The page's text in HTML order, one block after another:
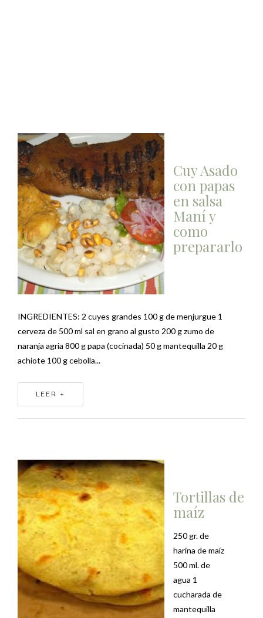
Cuy Asado
con papas
en salsa
Maní y
como
prepararlo
INGREDIENTES: 2 cuyes grandes 100 g de menjurgue 1
cerveza de 500 ml sal en grano al gusto 200 g zumo de
naranja agria 800 g papa (cocinada) 50 g mantequilla 20 g
achiote 100 g cebolla...
LEER +
Tortillas de
maíz
250 gr. de
harina de maíz
500 ml. de
agua 1
cucharada de
mantequilla